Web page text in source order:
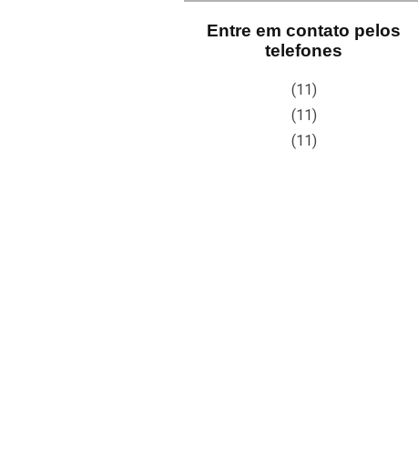
Entre em contato pelos
telefones
(11)
(11)
(11)